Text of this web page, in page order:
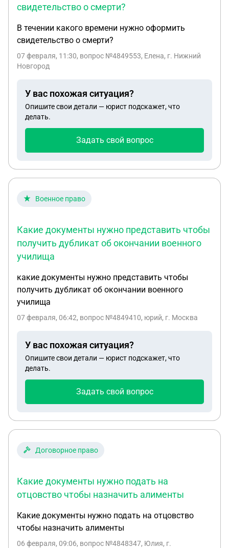
свидетельство о смерти?
В течении какого времени нужно оформить
свидетельство о смерти?
07 февраля, 11:30, вопрос №4849553, Елена, г. Нижний
Новгород
У вас похожая ситуация?
Опишите свои детали — юрист подскажет, что
делать.
Задать свой вопрос
Военное право
Какие документы нужно представить чтобы
получить дубликат об окончании военного
училища
какие документы нужно представить чтобы
получить дубликат об окончании военного
училища
07 февраля, 06:42, вопрос №4849410, юрий, г. Москва
У вас похожая ситуация?
Опишите свои детали — юрист подскажет, что
делать.
Задать свой вопрос
Договорное право
Какие документы нужно подать на
отцовство чтобы назначить алименты
Какие документы нужно подать на отцовство
чтобы назначить алименты
06 февраля, 09:06, вопрос №4848347, Юлия, г.